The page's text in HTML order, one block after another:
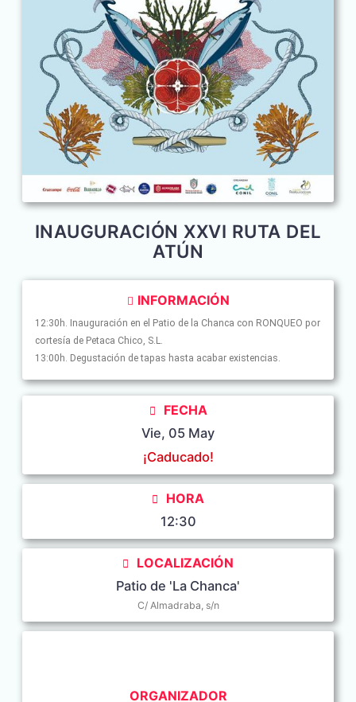
INAUGURACIÓN XXVI RUTA DEL
ATÚN
INFORMACIÓN
12:30h. Inauguración en el Patio de la Chanca con RONQUEO por
cortesía de Petaca Chico, S.L.
13:00h. Degustación de tapas hasta acabar existencias.
FECHA
Vie, 05 May
¡Caducado!
HORA
12:30
LOCALIZACIÓN
Patio de 'La Chanca'
C/ Almadraba, s/n
ORGANIZADOR